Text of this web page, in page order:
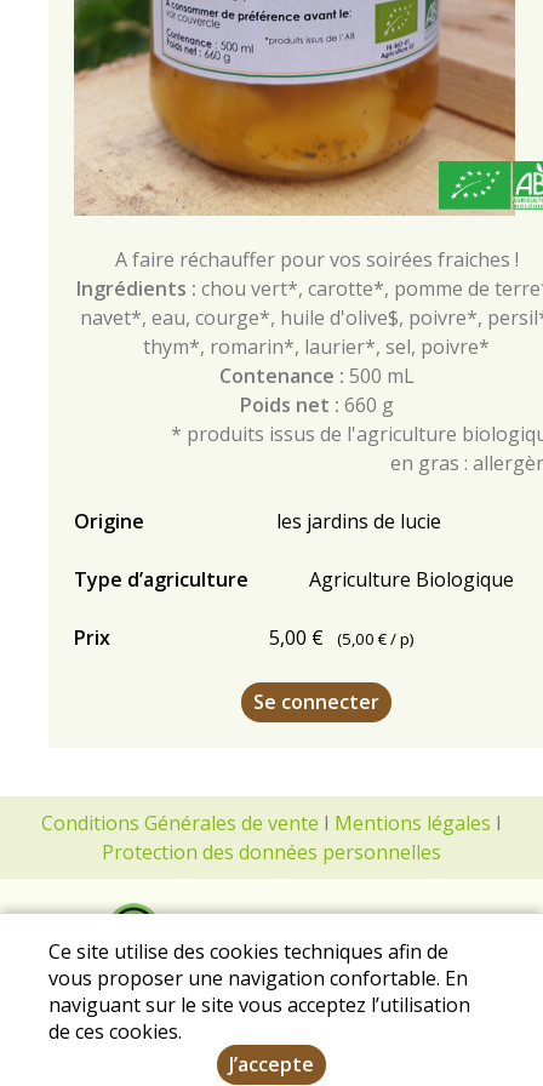
A faire réchauffer pour vos soirées fraiches !
Ingrédients : chou vert*, carotte*, pomme de
navet*, eau, courge*, huile d'olive$, poivre*,
thym*, romarin*, laurier*, sel, poivre*
Contenance : 500 mL
Poids net : 660 g
* produits issus de l'agriculture
en gras :
Origine les jardins de lucie
Type d’agriculture Agriculture Biologique
Prix 5,00 € (5,00 €/ p)
Se connecter
Conditions Générales de vente I Mentions légales I
Protection des données personnelles
2020 Tous droits réservés - Conçu et géré par
Ce site utilise des cookies techniques afin de
vous proposer une navigation confortable. En
naviguant sur le site vous acceptez l’utilisation
de ces cookies.
J’accepte